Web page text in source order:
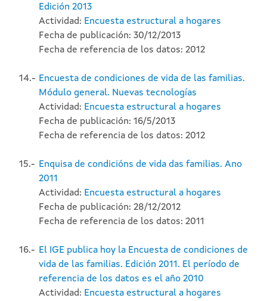
Edición 2013
Actividad: Encuesta estructural a hogares
Fecha de publicación: 30/12/2013
Fecha de referencia de los datos: 2012
14.- Encuesta de condiciones de vida de las familias.
Módulo general. Nuevas tecnologías
Actividad: Encuesta estructural a hogares
Fecha de publicación: 16/5/2013
Fecha de referencia de los datos: 2012
15.- Enquisa de condicións de vida das familias. Ano
2011
Actividad: Encuesta estructural a hogares
Fecha de publicación: 28/12/2012
Fecha de referencia de los datos: 2011
16.- El IGE publica hoy la Encuesta de condiciones de
vida de las familias. Edición 2011. El período de
referencia de los datos es el año 2010
Actividad: Encuesta estructural a hogares